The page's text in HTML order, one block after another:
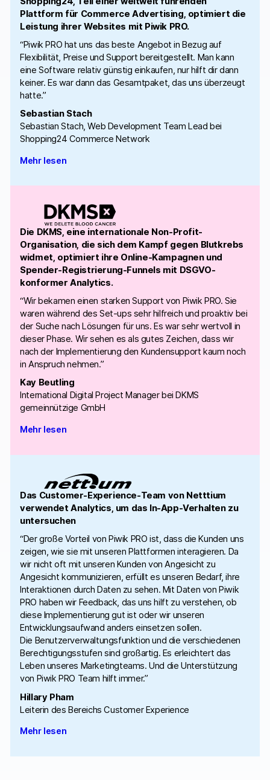
Plattform für Commerce Advertising, optimiert die
Leistung ihrer Websites mit Piwik PRO.
“Piwik PRO hat uns das beste Angebot in Bezug auf
Flexibilität, Preise und Support bereitgestellt. Man kann
eine Software relativ günstig einkaufen, nur hilft dir dann
keiner. Es war dann das Gesamtpaket, das uns überzeugt
hatte.”
Sebastian Stach
Sebastian Stach, Web Development Team Lead bei
Shopping24 Commerce Network
Mehr lesen
Die DKMS, eine internationale Non-Profit-
Organisation, die sich dem Kampf gegen Blutkrebs
widmet, optimiert ihre Online-Kampagnen und
Spender-Registrierung-Funnels mit DSGVO-
konformer Analytics.
“Wir bekamen einen starken Support von Piwik PRO. Sie
waren während des Set-ups sehr hilfreich und proaktiv bei
der Suche nach Lösungen für uns. Es war sehr wertvoll in
dieser Phase. Wir sehen es als gutes Zeichen, dass wir
nach der Implementierung den Kundensupport kaum noch
in Anspruch nehmen.”
Kay Beutling
International Digital Project Manager bei DKMS
gemeinnützige GmbH
Mehr lesen
Das Customer-Experience-Team von Netttium
verwendet Analytics, um das In-App-Verhalten zu
untersuchen
“Der große Vorteil von Piwik PRO ist, dass die Kunden uns
zeigen, wie sie mit unseren Plattformen interagieren. Da
wir nicht oft mit unseren Kunden von Angesicht zu
Angesicht kommunizieren, erfüllt es unseren Bedarf, ihre
Interaktionen durch Daten zu sehen. Mit Daten von Piwik
PRO haben wir Feedback, das uns hilft zu verstehen, ob
diese Implementierung gut ist oder wir unseren
Entwicklungsaufwand anders einsetzen sollen.
Die Benutzerverwaltungsfunktion und die verschiedenen
Berechtigungsstufen sind großartig. Es erleichtert das
Leben unseres Marketingteams. Und die Unterstützung
von Piwik PRO Team hilft immer.”
Hillary Pham
Leiterin des Bereichs Customer Experience
Mehr lesen